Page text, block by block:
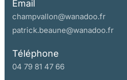
Email
champvallon@wanadoo.fr
patrick.beaune@wanadoo.fr
Téléphone
04 79 81 47 66